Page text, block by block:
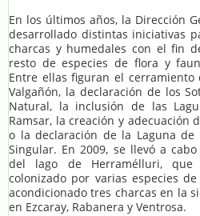
En los últimos años, la Dirección
desarrollado distintas iniciativas
charcas y humedales con el fin
resto de especies de flora y
Entre ellas figuran el
Valgañón, la declaración de los
Natural, la inclusión de las
Ramsar, la creación y adecuación
o la declaración de la Laguna de
Singular. En 2009, se llevó a
del lago de Herramélluri,
colonizado por varias especies
acondicionado tres charcas en la
en Ezcaray, Rabanera y Ventrosa.